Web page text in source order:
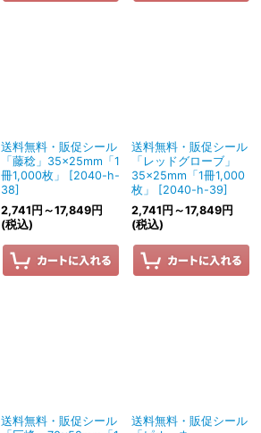
送料無料・販促シール
「藤稔」35×25mm「1
冊1,000枚」
[2040-h-
38]
2,741 円 ～17,849円
(税込)
送料無料・販促シール
「レッドグローブ」
35×25mm「1冊1,000
枚」
[2040-h-39]
2,741 円 ～17,849円
(税込)
送料無料・販促シール
送料無料・販促シール